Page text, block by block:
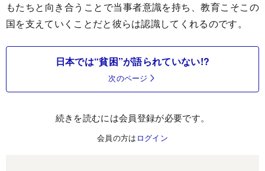
もたちと向き合うことで当事者意識を持ち、教育こそこの
国を支えていくことだと彼らは認識してくれるのです。
日本では“貧困”が語られていない!?
次のページ
続きを読むには会員登録が必要です。
会員の方は ログイン